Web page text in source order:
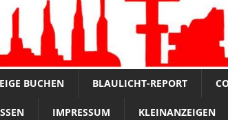
BUCHEN BLAULICHT-REPORT
IMPRESSUM KLEINANZEIGEN